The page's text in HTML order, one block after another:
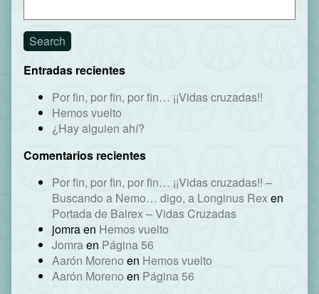
Search
Entradas recientes
Por fin, por fin, por fin… ¡¡Vidas cruzadas!!
Hemos vuelto
¿Hay alguien ahí?
Comentarios recientes
Por fin, por fin, por fin… ¡¡Vidas cruzadas!! –
Buscando a Nemo… digo, a Longinus Rexen
Portada de Balrex – Vidas Cruzadas
jomraen Hemos vuelto
Jomraen Página 56
Aarón Moreno en Hemos vuelto
Aarón Moreno en Página 56